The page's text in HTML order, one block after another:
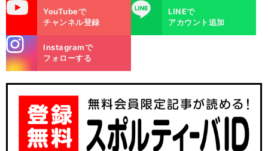
YouTubeで
チャンネル登録
LINE
LINEで
アカウント追加
m
Instagramで
フォローする